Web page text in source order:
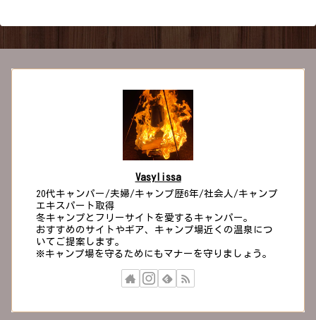
Vasylissa
20代キャンパー/夫婦/キャンプ歴6年/社会人/キャンプ
エキスパート取得
冬キャンプとフリーサイトを愛するキャンパー。
おすすめのサイトやギア、キャンプ場近くの温泉につ
いてご提案します。
※キャンプ場を守るためにもマナーを守りましょう。